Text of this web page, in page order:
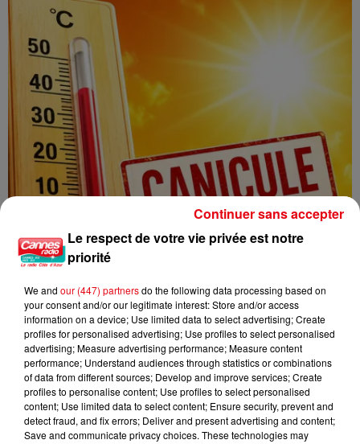
Une nouvelle vague de chaleur attendue en France : jusqu’à 40
°C...
Le respect de votre vie privée est notre
priorité
We and our (447) partnersdo the following data processing based on
your consent and/or our legitimate interest: Store and/or access
information on a device; Use limited data to select advertising; Create
profiles for personalised advertising; Use profiles to select personalised
advertising; Measure advertising performance; Measure content
performance; Understand audiences through statistics or combinations
of data from different sources; Develop and improve services; Create
profiles to personalise content; Use profiles to select personalised
content; Use limited data to select content; Ensure security, prevent and
detect fraud, and fix errors; Deliver and present advertising and content;
Save and communicate privacy choices. These technologies may
Continuer sans accepter